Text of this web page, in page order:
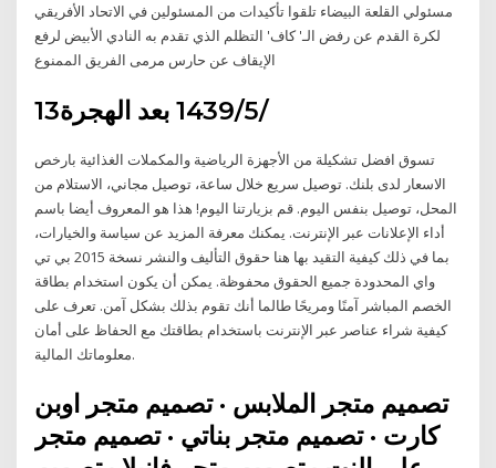
مسئولي القلعة البيضاء تلقوا تأكيدات من المسئولين في الاتحاد الأفريقي
لكرة القدم عن رفض الـ' كاف' التظلم الذي تقدم به النادي الأبيض لرفع
الإيقاف عن حارس مرمى الفريق الممنوع
13‏‏/5‏‏/1439 بعد الهجرة
تسوق افضل تشكيلة من الأجهزة الرياضية والمكملات الغذائية بارخص
الاسعار لدى بلنك. توصيل سريع خلال ساعة، توصيل مجاني، الاستلام من
المحل، توصيل بنفس اليوم. قم بزيارتنا اليوم! هذا هو المعروف أيضا باسم
أداء الإعلانات عبر الإنترنت. يمكنك معرفة المزيد عن سياسة والخيارات،
بما في ذلك كيفية التقيد بها هنا حقوق التأليف والنشر نسخة 2015 بي تي
واي المحدودة جميع الحقوق محفوظة. يمكن أن يكون استخدام بطاقة
الخصم المباشر آمنًا ومريحًا طالما أنك تقوم بذلك بشكل آمن. تعرف على
كيفية شراء عناصر عبر الإنترنت باستخدام بطاقتك مع الحفاظ على أمان
معلوماتك المالية.
تصميم متجر الملابس · تصميم متجر اوبن
كارت · تصميم متجر بناتي · تصميم متجر